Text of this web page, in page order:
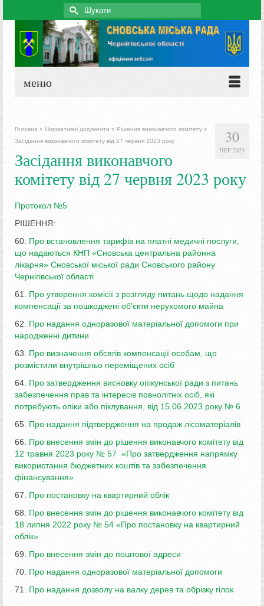
Search
for:
меню
30
ЧЕР 2023
Головна » Нормативні документи » Рішення виконавчого комітету »
Засідання виконавчого комітету від 27 червня 2023 року
Засідання виконавчого
комітету від 27 червня 2023 року
Протокол №5
РІШЕННЯ:
60. Про встановлення тарифів на платні медичні послуги,
що надаються КНП «Сновська центральна районна
лікарня» Сновської міської ради Сновського району
Чернігівської області
61. Про утворення комісії з розгляду питань щодо надання
компенсації за пошкоджені об’єкти нерухомого майна
62. Про надання одноразової матеріальної допомоги при
народженні дитини
63. Про визначення обсягів компенсації особам, що
розмістили внутрішньо переміщених осіб
64. Про затвердження висновку опікунської ради з питань
забезпечення прав та інтересів повнолітніх осіб, які
потребують опіки або піклування, від 15.06.2023 року № 6
65. Про надання підтвердження на продаж лісоматеріалів
66. Про внесення змін до рішення виконавчого комітету від
12 травня 2023 року № 57 «Про затвердження напрямку
використання бюджетних коштів та забезпечення
фінансування»
67. Про постановку на квартирний облік
68. Про внесення змін до рішення виконавчого комітету від
18 липня 2022 року № 54 «Про постановку на квартирний
облік»
69. Про внесення змін до поштової адреси
70. Про надання одноразової матеріальної допомоги
71. Про надання дозволу на валку дерев та обрізку гілок